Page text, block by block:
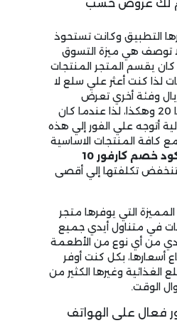
لك عروض حسب
التطبيق وكانت تستحوذ
توصف هي ميزة التسوق
يقسم المتجر المنتجات
لذا كنت أعثر علي سلع لا
تكلفتها 10 ريال وفئة أخري تعرض
منتجات يبلغ سعرها 20 وهكذا، لذا عندما كان
أتوجه علي الفور إلي هذه
كافة المنتجات الاساسية
خصم كارفور 10
تكلفتها إلي أقصى
التي يوفرها متجر
في متناول أيدي جميع
من أي نوع من الأطعمة
أسعارها، بكل كنت أوفر
الغذائية وغيرها الكثير من
الوقت.
فعال على الهواتف